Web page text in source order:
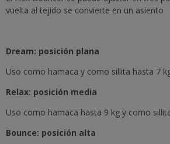
vuelta al tejido se convierte en un asiento
Dream: posición plana
Uso como hamaca y como sillita hasta 7
Relax: posición media
Uso como hamaca hasta 9 kg y como
Bounce: posición alta